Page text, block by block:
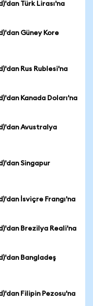
Türk Lirası'na
Güney Kore
Rus Rublesi'na
Kanada Doları'na
Avustralya
Singapur
İsviçre Frangı'na
Brezilya Reali'na
Bangladeş
Filipin Pezosu'na